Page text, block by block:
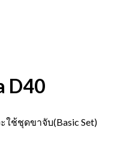
D40
ใช้ชุดขาจับ(Basic Set)